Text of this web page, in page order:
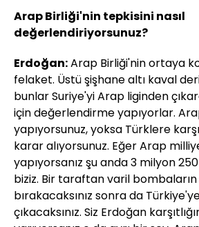
Arap Birliği'nin tepkisini nasıl
değerlendiriyorsunuz?
Erdoğan:Arap Birliği'nin ortaya
felaket. Üstü şişhane altı kaval
bunlar Suriye'yi Arap liginden
için değerlendirme yapıyorlar.
yapıyorsunuz, yoksa Türklere
karar alıyorsunuz. Eğer Arap
yapıyorsanız şu anda 3 milyon
biziz. Bir taraftan varil bombaların
bırakacaksınız sonra da
çıkacaksınız. Siz Erdoğan